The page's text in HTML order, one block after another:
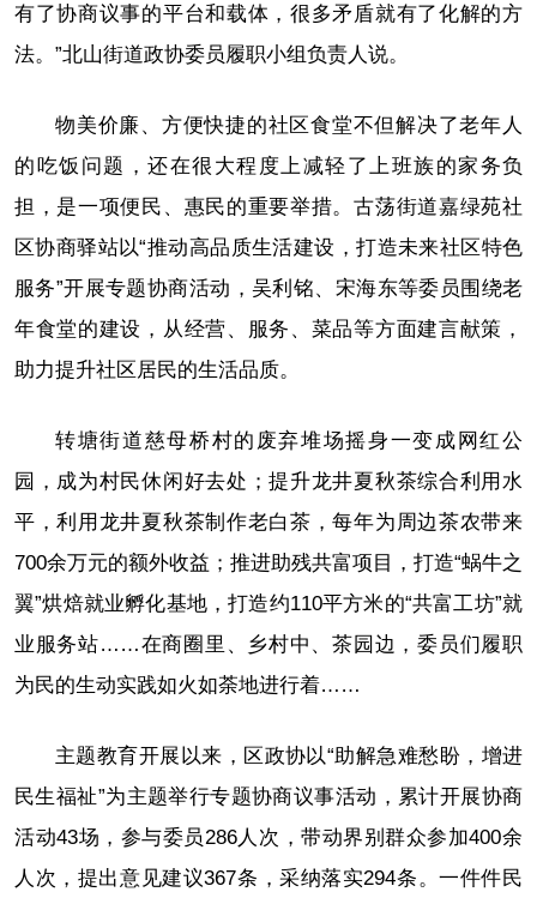
有了协商议事的平台和载体，很多矛盾就有了化解的方
法。”北山街道政协委员履职小组负责人说。
物美价廉、方便快捷的社区食堂不但解决了老年人
的吃饭问题，还在很大程度上减轻了上班族的家务负
担，是一项便民、惠民的重要举措。古荡街道嘉绿苑社
区协商驿站以“推动高品质生活建设，打造未来社区特色
服务”开展专题协商活动，吴利铭、宋海东等委员围绕老
年食堂的建设，从经营、服务、菜品等方面建言献策，
助力提升社区居民的生活品质。
转塘街道慈母桥村的废弃堆场摇身一变成网红公
园，成为村民休闲好去处；提升龙井夏秋茶综合利用水
平，利用龙井夏秋茶制作老白茶，每年为周边茶农带来
700余万元的额外收益；推进助残共富项目，打造“蜗牛之
翼”烘焙就业孵化基地，打造约110平方米的“共富工坊”就
业服务站……在商圈里、乡村中、茶园边，委员们履职
为民的生动实践如火如荼地进行着……
主题教育开展以来，区政协以“助解急难愁盼，增进
民生福祉”为主题举行专题协商议事活动，累计开展协商
活动43场，参与委员286人次，带动界别群众参加400余
人次，提出意见建议367条，采纳落实294条。一件件民